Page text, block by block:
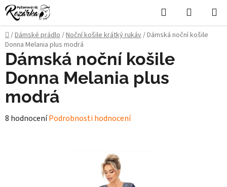
Přejít
na
obsah
Hledat
KOŠÍK
Domů
/Dámské prádlo/Noční košile krátký rukáv/Dámská noční košile
Donna Melania plus modrá
Dámská noční košile
Donna Melania plus
modrá
Průměrné
8 hodnoceníPodrobnosti hodnocení